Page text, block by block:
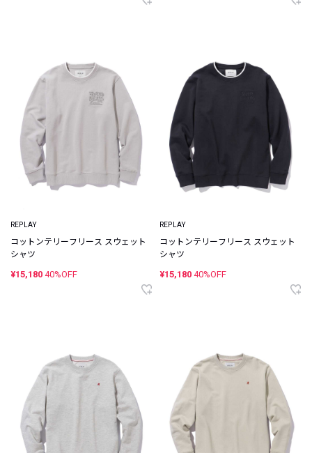
REPLAY
コットンテリーフリース スウェット
シャツ
¥15,180 40%OFF
REPLAY
コットンテリーフリース スウェット
シャツ
¥15,180 40%OFF